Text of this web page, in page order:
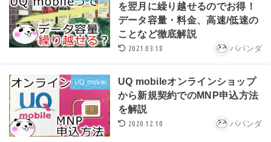
を翌月に繰り越せるのでお得！
データ容量・料金、高速/低速の
ことなど徹底解説
2021.03.18 パパンダ
UQ mobile
UQ mobileオンラインショップ
から新規契約でのMNP申込方法
を解説
2020.12.10 パパンダ